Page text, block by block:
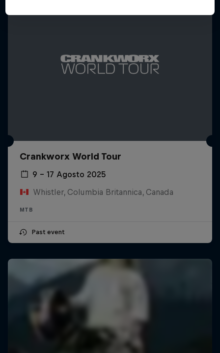
Crankworx World Tour
9 – 17 Agosto 2025
Whistler, Columbia Britannica, Canada
MTB
Past event